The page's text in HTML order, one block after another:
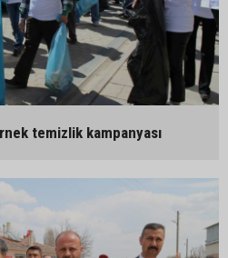
temizlik kampanyası